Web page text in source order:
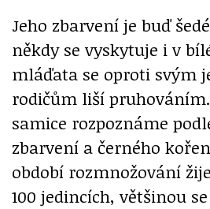
Jeho zbarvení je buď
někdy se vyskytuje i v
mláďata se oproti svým
rodičům liší
samice rozpoznáme
zbarvení a černého
období rozmnožování
100 jedincích, většinou